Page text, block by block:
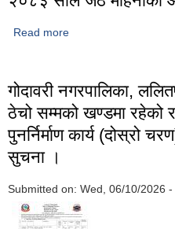
Read more
गोदावरी नगरपालिका,
ठेचो सम्मको खण्डमा रहेको
पुनर्निर्माण कार्य (दोस्रो
सुचना ।
Submitted on: Wed, 06/10/2026